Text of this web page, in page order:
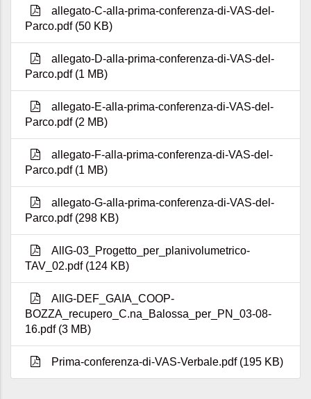
allegato-C-alla-prima-conferenza-di-VAS-del-
Parco.pdf (50 KB)
allegato-D-alla-prima-conferenza-di-VAS-del-
Parco.pdf (1 MB)
allegato-E-alla-prima-conferenza-di-VAS-del-
Parco.pdf (2 MB)
allegato-F-alla-prima-conferenza-di-VAS-del-
Parco.pdf (1 MB)
allegato-G-alla-prima-conferenza-di-VAS-del-
Parco.pdf (298 KB)
AllG-03_Progetto_per_planivolumetrico-
TAV_02.pdf (124 KB)
AllG-DEF_GAIA_COOP-
BOZZA_recupero_C.na_Balossa_per_PN_03-08-
16.pdf (3 MB)
Prima-conferenza-di-VAS-Verbale.pdf (195 KB)